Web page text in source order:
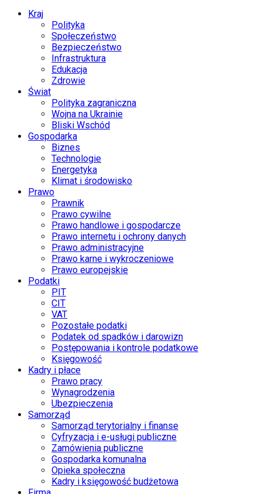
Kraj
Polityka
Społeczeństwo
Bezpieczeństwo
Infrastruktura
Edukacja
Zdrowie
Świat
Polityka zagraniczna
Wojna na Ukrainie
Bliski Wschód
Gospodarka
Biznes
Technologie
Energetyka
Klimat i środowisko
Prawo
Prawnik
Prawo cywilne
Prawo handlowe i gospodarcze
Prawo internetu i ochrony danych
Prawo administracyjne
Prawo karne i wykroczeniowe
Prawo europejskie
Podatki
PIT
CIT
VAT
Pozostałe podatki
Podatek od spadków i darowizn
Postępowania i kontrole podatkowe
Księgowość
Kadry i płace
Prawo pracy
Wynagrodzenia
Ubezpieczenia
Samorząd
Samorząd terytorialny i finanse
Cyfryzacja i e-usługi publiczne
Zamówienia publiczne
Gospodarka komunalna
Opieka społeczna
Kadry i księgowość budżetowa